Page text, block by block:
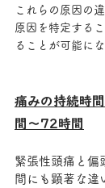
これらの原因の
原因を特定する
ることが可能にな
痛みの持続時
間～72時間
緊張性頭痛と偏
間にも顕著な違